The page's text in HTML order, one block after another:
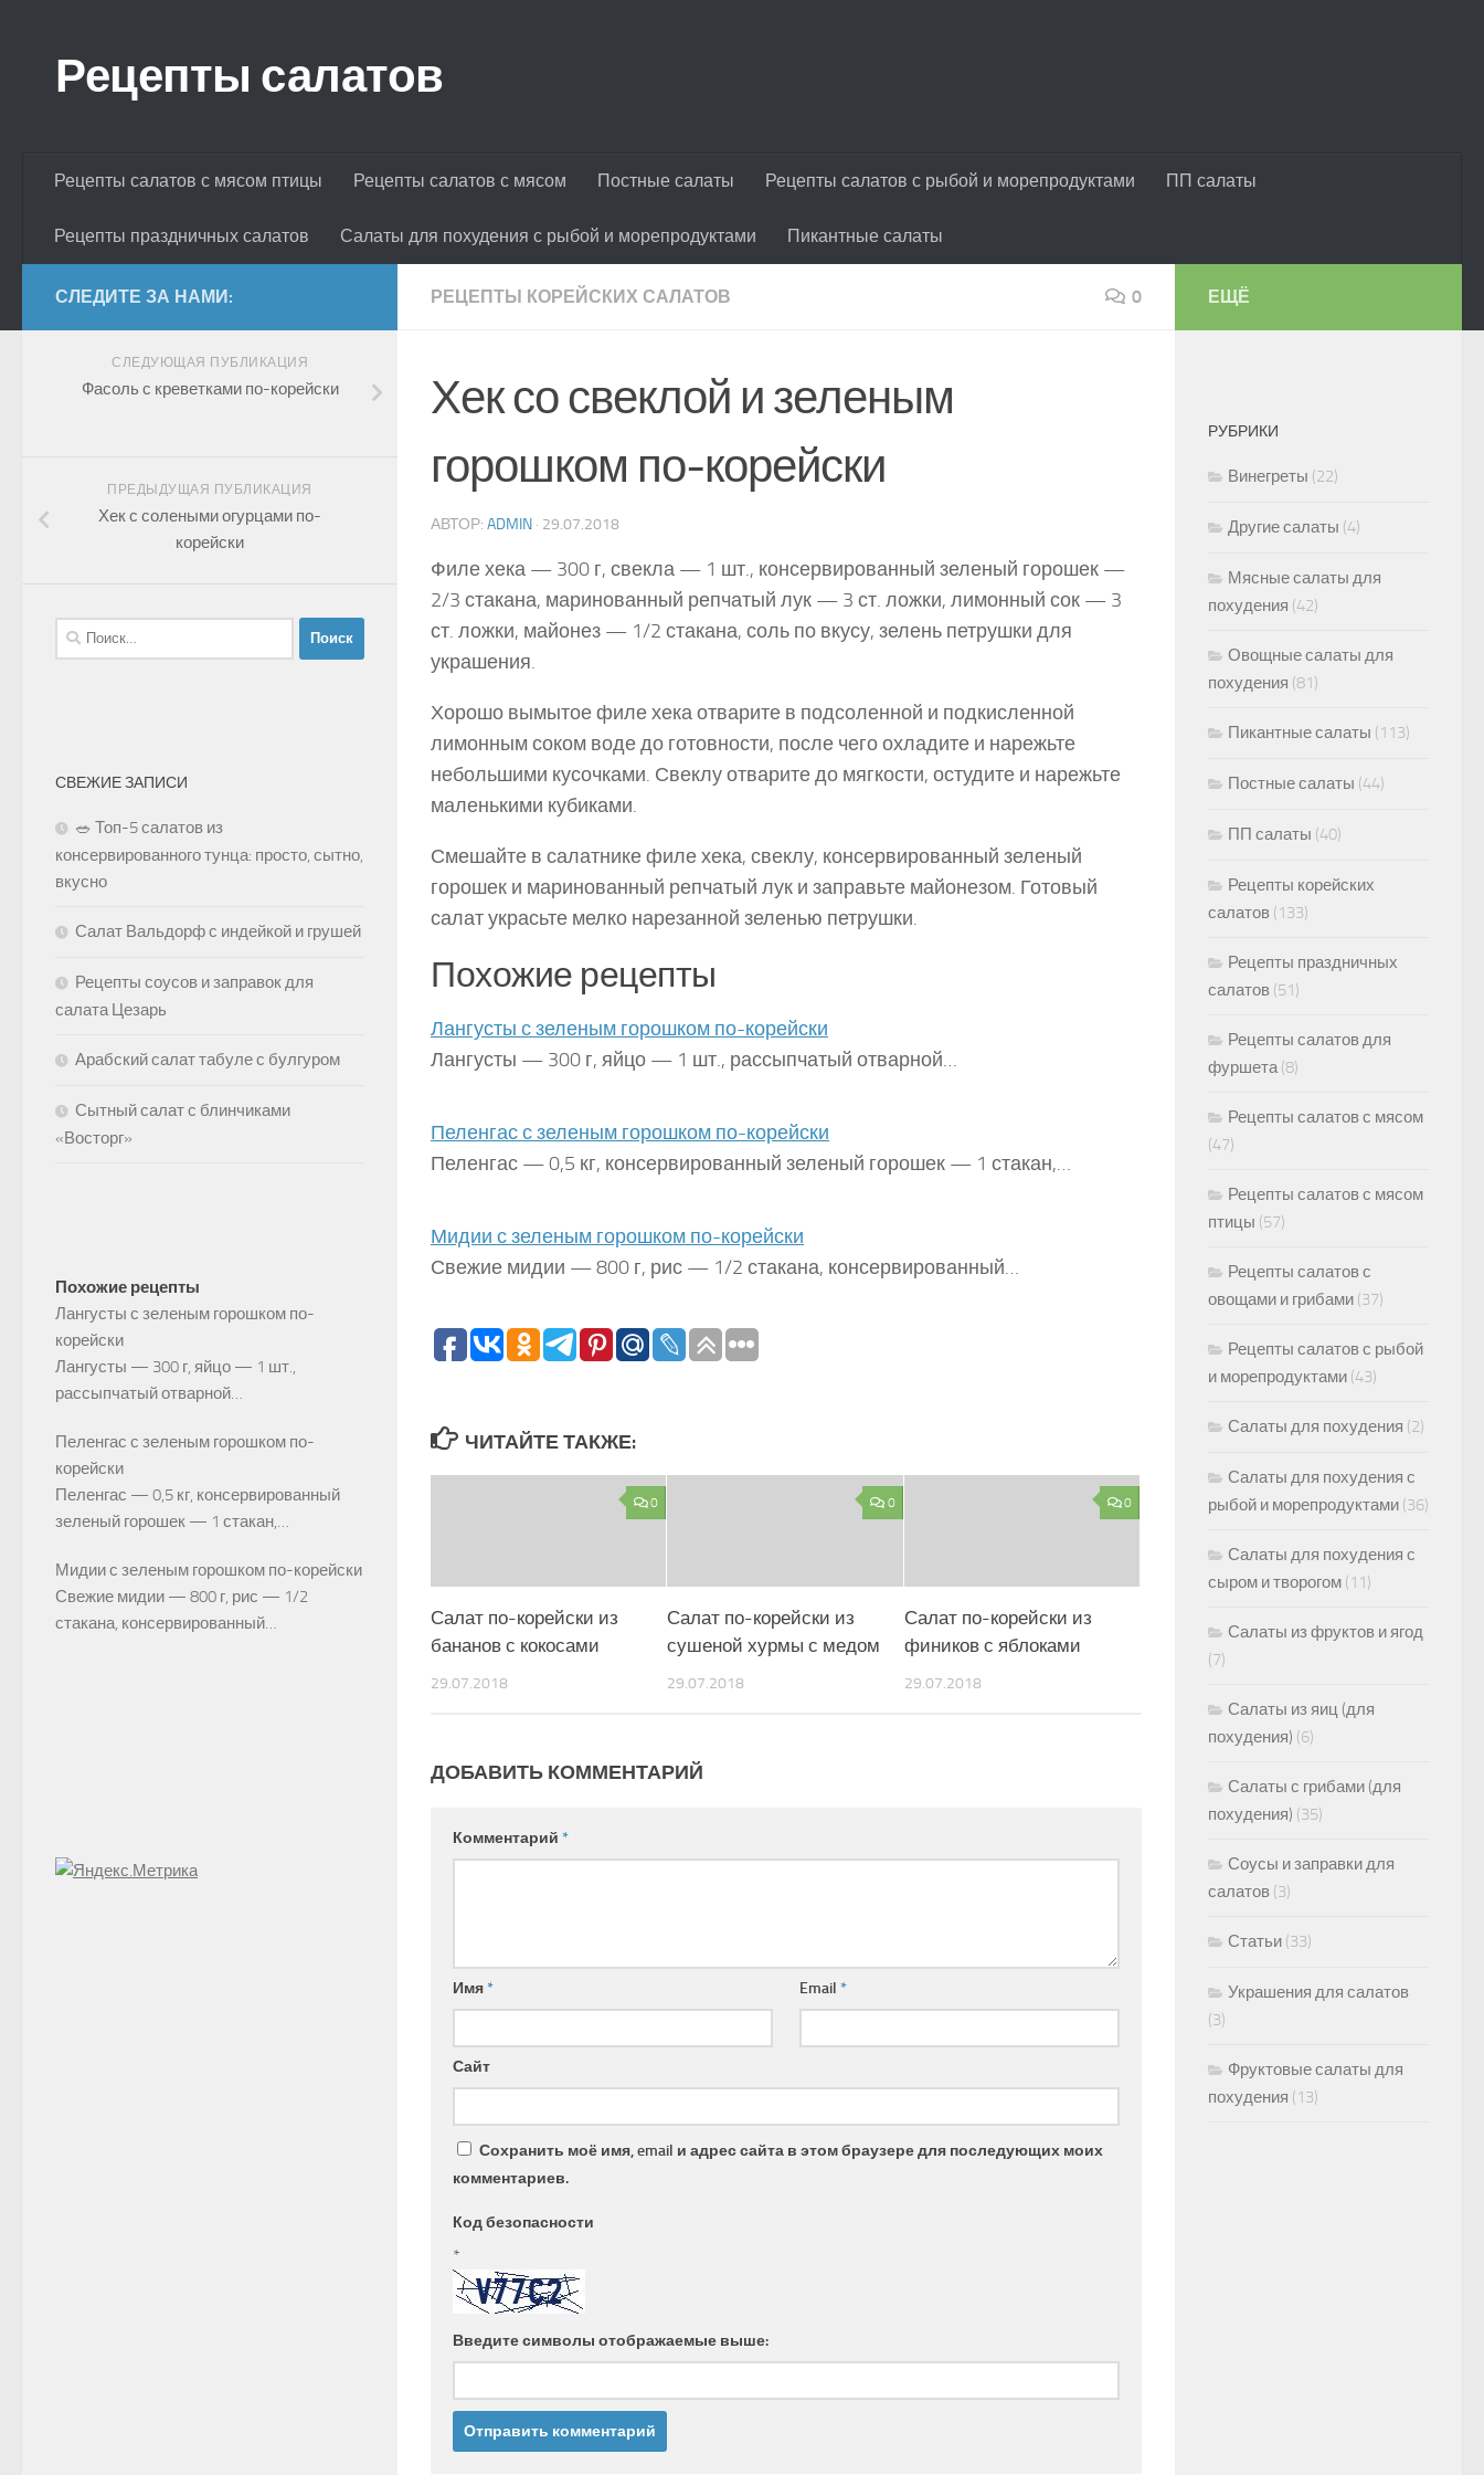
Рецепты салатов
Рецепты салатов с мясом птицы Рецепты салатов с мясом Постные салаты Рецепты салатов с рыбой и морепродуктами ПП салаты
Рецепты праздничных салатов Салаты для похудения с рыбой и морепродуктами Пикантные салаты
РЕЦЕПТЫ КОРЕЙСКИХ САЛАТОВ 0
Хек со свеклой и зеленым
горошком по-корейски
АВТОР: ADMIN · 29.07.2018
Филе хека — 300 г, свекла — 1 шт., консервированный зеленый горошек —
2/3 стакана, маринованный репчатый лук — 3 ст. ложки, лимонный сок — 3
ст. ложки, майонез — 1/2 стакана, соль по вкусу, зелень петрушки для
украшения.
Хорошо вымытое филе хека отварите в подсоленной и под­кисленной
лимонным соком воде до готовности, после чего охладите и нарежьте
небольшими кусочками. Свеклу отварите до мягкости, остудите и нарежьте
маленькими кубиками.
Смешайте в салатнике филе хека, свеклу, консервированный зеленый
горошек и маринованный репчатый лук и заправьте майонезом. Готовый
салат украсьте мелко нарезанной зеленью петрушки.
Похожие рецепты
Лангусты с зеленым горошком по-корейски
Лангусты — 300 г, яйцо — 1 шт., рассыпчатый отварной…
Пеленгас с зеленым горошком по-корейски
Пеленгас — 0,5 кг, консервированный зеленый горо­шек — 1 стакан,…
Мидии с зеленым горошком по-корейски
Свежие мидии — 800 г, рис — 1/2 стакана, консервиро­ванный…
ЧИТАЙТЕ ТАКЖЕ:
0
Салат по-корейски из
бананов с кокосами
29.07.2018
0
Салат по-корейски из
сушеной хурмы с медом
29.07.2018
0
Салат по-корейски из
фиников с яблоками
29.07.2018
ДОБАВИТЬ КОММЕНТАРИЙ
Комментарий *
Имя* Email*
Сайт
Сохранить моё имя, email и адрес сайта в этом браузере для последующих моих
комментариев.
Код безопасности
*
Введите символы отображаемые выше:
СЛЕДИТЕ ЗА НАМИ:
СЛЕДУЮЩАЯ ПУБЛИКАЦИЯ
Фасоль с креветками по-корейски
ПРЕДЫДУЩАЯ ПУБЛИКАЦИЯ
Хек с солеными огурцами по-
корейски
Найти:
СВЕЖИЕ ЗАПИСИ
🥗 Топ-5 салатов из
консервированного тунца: просто, сытно,
вкусно
Салат Вальдорф с индейкой и грушей
Рецепты соусов и заправок для
салата Цезарь
Арабский салат табуле с булгуром
Сытный салат с блинчиками
«Восторг»
Похожие рецепты
Лангусты с зеленым горошком по-
корейски
Лангусты — 300 г, яйцо — 1 шт.,
рассыпчатый отварной…
Пеленгас с зеленым горошком по-
корейски
Пеленгас — 0,5 кг, консервированный
зеленый горо­шек — 1 стакан,…
Мидии с зеленым горошком по-корейски
Свежие мидии — 800 г, рис — 1/2
стакана, консервиро­ванный…
ЕЩЁ
РУБРИКИ
Винегреты (22)
Другие салаты (4)
Мясные салаты для
похудения (42)
Овощные салаты для
похудения (81)
Пикантные салаты (113)
Постные салаты (44)
ПП салаты (40)
Рецепты корейских
салатов (133)
Рецепты праздничных
салатов (51)
Рецепты салатов для
фуршета(8)
Рецепты салатов с мясом
(47)
Рецепты салатов с мясом
птицы (57)
Рецепты салатов с
овощами и грибами (37)
Рецепты салатов с рыбой
и морепродуктами (43)
Салаты для похудения (2)
Салаты для похудения с
рыбой и морепродуктами (36)
Салаты для похудения с
сыром и творогом (11)
Салаты из фруктов и ягод
(7)
Салаты из яиц (для
похудения) (6)
Салаты с грибами (для
похудения) (35)
Соусы и заправки для
салатов (3)
Статьи (33)
Украшения для салатов
(3)
Фруктовые салаты для
похудения (13)